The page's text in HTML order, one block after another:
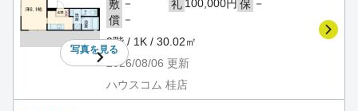
写真を見る
敷 － 礼 100,000円 保 －
償 －
2階 / 1K / 30.02㎡
2026/08/06 更新
ハウスコム 桂店